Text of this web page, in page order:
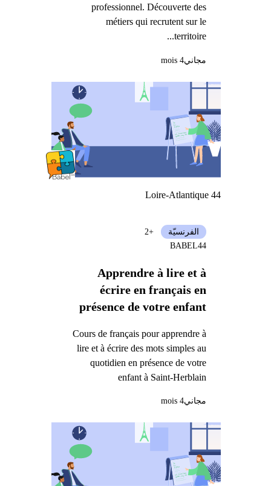
professionnel. Découverte des
métiers qui recrutent sur le
territoire...
مجاني4 mois
Loire-Atlantique 44
Apprendre à lire et à
écrire en français en
présence de votre enfant
Cours de français pour apprendre à
lire et à écrire des mots simples au
quotidien en présence de votre
enfant à Saint-Herblain
الفرنسيّة
+2
BABEL44
مجاني4 mois